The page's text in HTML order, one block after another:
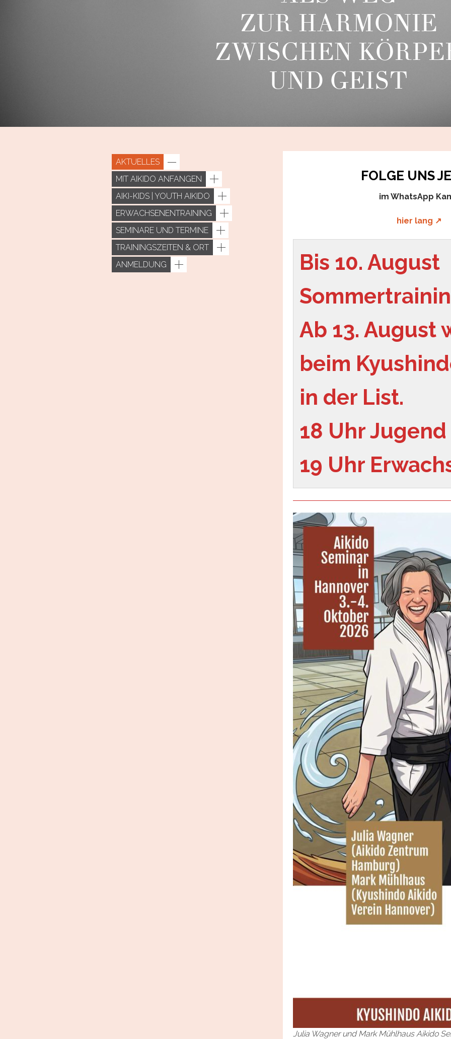
ZUR HARMONIE
ZWISCHEN
UND GEIST
AKTUELLES
MIT AIKIDO ANFANGEN
AIKI-KIDS | YOUTH AIKIDO
ERWACHSENENTRAINING
SEMINARE UND TERMINE
TRAININGSZEITEN & ORT
ANMELDUNG
FOLGE UNS
im WhatsApp
hier lang ↗
Bis 10. August
Ab 13. August
beim
in der List.
18 Uhr
19 Uhr
Julia Wagner und Mark Mühlhaus Aikido